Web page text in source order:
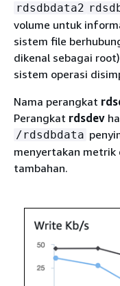
rdsdbdata2
volume untuk
sistem file
dikenal sebagai
sistem operasi
Nama perangkat
Perangkat rdsdev
/rdsdbdata
menyertakan metrik
tambahan.